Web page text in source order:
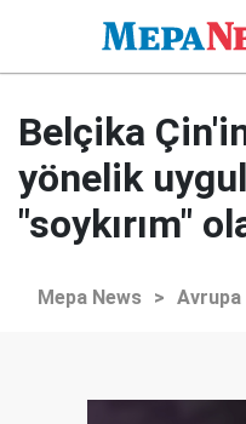
Belçika
yönelik
"soykırım"
Mepa News > Avrupa